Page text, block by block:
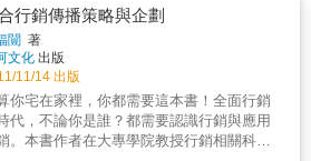
版提供最新51則營運企劃、行銷實戰及實
例，為您注入最實用的企劃DNA！本書特
是要讓您現學現用一項產品與服務能否順
售，成為消費者關注的焦點，與行銷人員
場區隔、行銷策略、品牌定位等行銷企劃
確作為極其相關。正因行銷企劃案的撰
是企劃人士不可或缺的專業知能，為使從
一領域者能掌握行銷企劃的技巧、撰寫要
行銷傳播策略與企劃
闓 著
文化 出版
11/14 出版
你宅在家裡，你都需要這本書！全面行銷
代，不論你是誰？都需要認識行銷與應用
。本書作者在大專學院教授行銷相關科目